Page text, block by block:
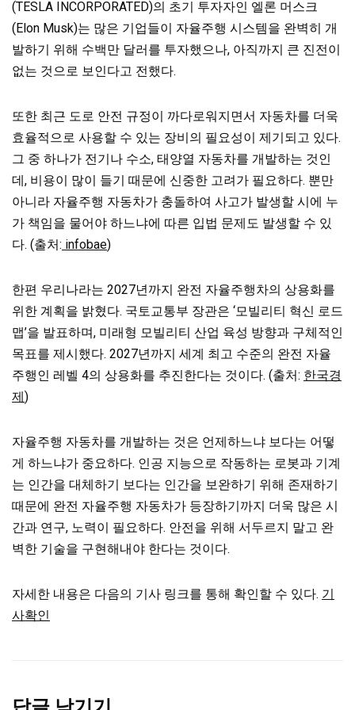
(TESLA INCORPORATED)의 초기 투자자인 엘론 머스크
(Elon Musk)는 많은 기업들이 자율주행 시스템을 완벽히 개
발하기 위해 수백만 달러를 투자했으나, 아직까지 큰 진전이
없는 것으로 보인다고 전했다.
또한 최근 도로 안전 규정이 까다로워지면서 자동차를 더욱
효율적으로 사용할 수 있는 장비의 필요성이 제기되고 있다.
그 중 하나가 전기나 수소, 태양열 자동차를 개발하는 것인
데, 비용이 많이 들기 때문에 신중한 고려가 필요하다. 뿐만
아니라 자율주행 자동차가 충돌하여 사고가 발생할 시에 누
가 책임을 물어야 하느냐에 따른 입법 문제도 발생할 수 있
다. (출처: infobae)
한편 우리나라는 2027년까지 완전 자율주행차의 상용화를
위한 계획을 밝혔다. 국토교통부 장관은 ‘모빌리티 혁신 로드
맵’을 발표하며, 미래형 모빌리티 산업 육성 방향과 구체적인
목표를 제시했다. 2027년까지 세계 최고 수준의 완전 자율
주행인 레벨 4의 상용화를 추진한다는 것이다. (출처: 한국경
제)
자율주행 자동차를 개발하는 것은 언제하느냐 보다는 어떻
게 하느냐가 중요하다. 인공 지능으로 작동하는 로봇과 기계
는 인간을 대체하기 보다는 인간을 보완하기 위해 존재하기
때문에 완전 자율주행 자동차가 등장하기까지 더욱 많은 시
간과 연구, 노력이 필요하다. 안전을 위해 서두르지 말고 완
벽한 기술을 구현해내야 한다는 것이다.
자세한 내용은 다음의 기사 링크를 통해 확인할 수 있다. 기
사확인